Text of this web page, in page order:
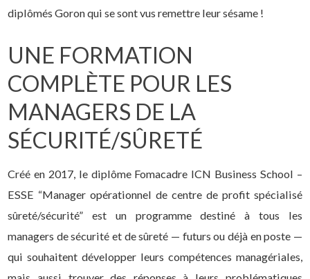
diplômés Goron qui se sont vus remettre leur sésame !
UNE FORMATION
COMPLÈTE POUR LES
MANAGERS DE LA
SÉCURITÉ/SÛRETÉ
Créé en 2017, le diplôme Fomacadre ICN Business School –
ESSE “Manager opérationnel de centre de profit spécialisé
sûreté/sécurité” est un programme destiné à tous les
managers de sécurité et de sûreté — futurs ou déjà en poste —
qui souhaitent développer leurs compétences managériales,